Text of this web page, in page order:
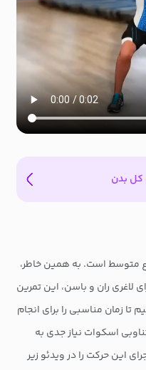
کل بدن
متوسط است. به همین خاطر،
لاغری ران و باسن، این تمرین
تا زمان مناسبی را برای انجام
اسکوات نیاز جدی به
این حرکت را در ویدئو زیر